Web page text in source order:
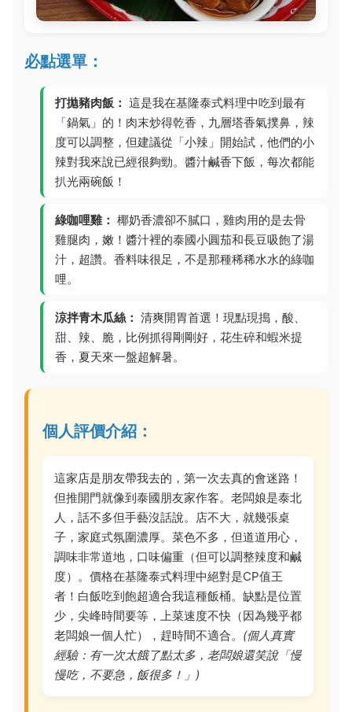
必點選單：
打拋豬肉飯： 這是我在基隆泰式料理中吃到最有
「鍋氣」的！肉末炒得乾香，九層塔香氣撲鼻，辣
度可以調整，但建議從「小辣」開始試，他們的小
辣對我來說已經很夠勁。醬汁鹹香下飯，每次都能
扒光兩碗飯！
綠咖哩雞： 椰奶香濃卻不膩口，雞肉用的是去骨
雞腿肉，嫩！醬汁裡的泰國小圓茄和長豆吸飽了湯
汁，超讚。香料味很足，不是那種稀稀水水的綠咖
哩。
涼拌青木瓜絲： 清爽開胃首選！現點現搗，酸、
甜、辣、脆，比例抓得剛剛好，花生碎和蝦米提
香，夏天來一盤超解暑。
個人評價介紹：
這家店是朋友帶我去的，第一次去真的會迷路！
但推開門就像到泰國朋友家作客。老闆娘是泰北
人，話不多但手藝沒話說。店不大，就幾張桌
子，家庭式氛圍濃厚。菜色不多，但道道用心，
調味非常道地，口味偏重（但可以調整辣度和鹹
度）。價格在基隆泰式料理中絕對是CP值王
者！白飯吃到飽超適合我這種飯桶。缺點是位置
少，尖峰時間要等，上菜速度不快（因為幾乎都
老闆娘一個人忙），趕時間不適合。 (個人真實
經驗：有一次太餓了點太多，老闆娘還笑說「慢
慢吃，不要急，飯很多！」)